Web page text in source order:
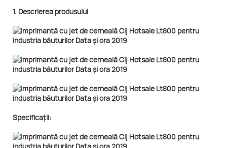
1. Descrierea produsului
Specificații: